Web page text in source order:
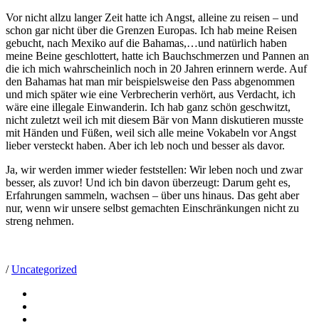
Vor nicht allzu langer Zeit hatte ich Angst, alleine zu reisen – und
schon gar nicht über die Grenzen Europas. Ich hab meine Reisen
gebucht, nach Mexiko auf die Bahamas,…und natürlich haben
meine Beine geschlottert, hatte ich Bauchschmerzen und Pannen an
die ich mich wahrscheinlich noch in 20 Jahren erinnern werde. Auf
den Bahamas hat man mir beispielsweise den Pass abgenommen
und mich später wie eine Verbrecherin verhört, aus Verdacht, ich
wäre eine illegale Einwanderin. Ich hab ganz schön geschwitzt,
nicht zuletzt weil ich mit diesem Bär von Mann diskutieren musste
mit Händen und Füßen, weil sich alle meine Vokabeln vor Angst
lieber versteckt haben. Aber ich leb noch und besser als davor.
Ja, wir werden immer wieder feststellen: Wir leben noch und zwar
besser, als zuvor! Und ich bin davon überzeugt: Darum geht es,
Erfahrungen sammeln, wachsen – über uns hinaus. Das geht aber
nur, wenn wir unsere selbst gemachten Einschränkungen nicht zu
streng nehmen.
/Uncategorized